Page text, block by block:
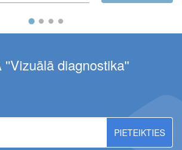
''Vizuālā diagnostika''